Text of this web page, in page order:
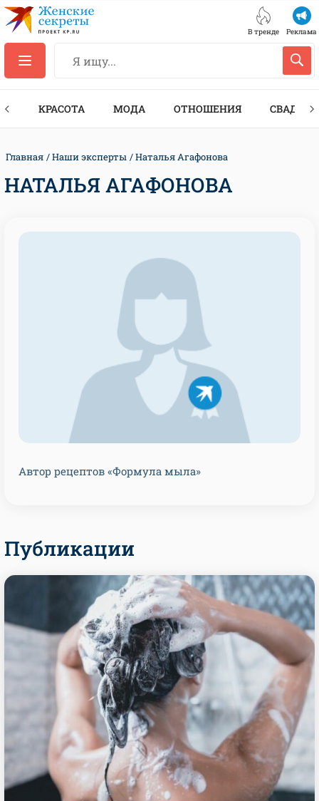
В тренде Реклама
КРАСОТА МОДА ОТНОШЕНИЯ СВАДЬБА
Главная Наши эксперты Наталья Агафонова
НАТАЛЬЯ АГАФОНОВА
Автор рецептов «Формула мыла»
Публикации